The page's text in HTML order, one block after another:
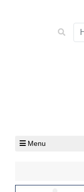
Menu